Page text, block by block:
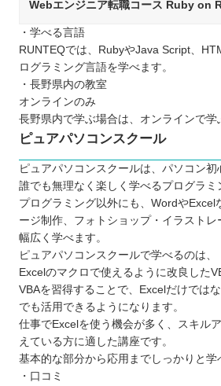
Webエンジニア転職コース Ruby on
・学べる言語
RUNTEQでは、RubyやJava Script、
ログラミング言語を学べます。
・長野県内の教室
オンラインのみ
長野県内で学ぶ場合は、オンラインで学
ピュアパソコンスクール
ピュアパソコンスクールは、パソコン
誰でも無理なく楽しく学べるプログラミ
プログラミング以外にも、WordやExcel
ージ制作、フォトショップ・イラスト
幅広く学べます。
ピュアパソコンスクールで学べるのは、
Excelのマクロで使えるように改良した
VBAを習得することで、Excelだけでは
でも活用できるようになります。
仕事でExcelを使う機会が多く、スキル
えている方に適した講座です。
基本的な部分から応用までしっかりと学
・口コミ